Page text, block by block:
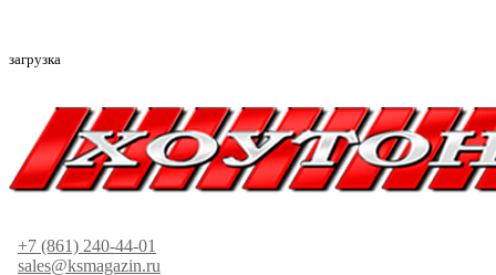
загрузка
+7 (861) 240-44-01
sales@ksmagazin.ru